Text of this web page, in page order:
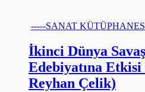
-----SANAT
İkinci Dünya
Edebiyatına Etkisi
Reyhan Çelik)